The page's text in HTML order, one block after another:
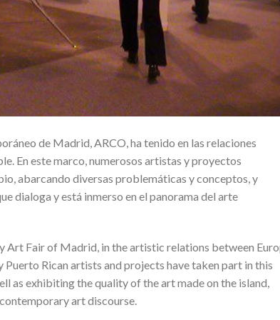
de Madrid, ARCO, ha tenido en las relaciones
En este marco, numerosos artistas y proyectos
abarcando diversas problemáticas y conceptos, y
dialoga y está inmerso en el panorama del arte
Art Fair of Madrid, in the artistic relations between
Rican artists and projects have taken part in this
as exhibiting the quality of the art made on the island,
art discourse.